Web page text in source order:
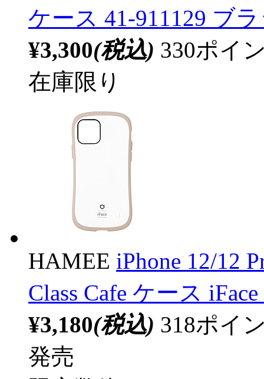
ケース 41-911129 ブ
¥3,300(税込) 330ポイ
在庫限り
HAMEE iPhone 12/12
Class Cafe ケース
¥3,180(税込) 318ポイ
発売